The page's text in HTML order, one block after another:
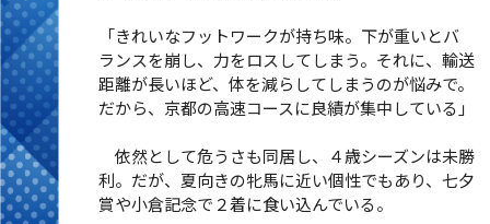
「きれいなフットワークが持ち味。下が重いとバ
ランスを崩し、力をロスしてしまう。それに、輸送
距離が長いほど、体を減らしてしまうのが悩みで。
だから、京都の高速コースに良績が集中している」
依然として危うさも同居し、４歳シーズンは未勝
利。だが、夏向きの牝馬に近い個性でもあり、七夕
賞や小倉記念で２着に食い込んでいる。